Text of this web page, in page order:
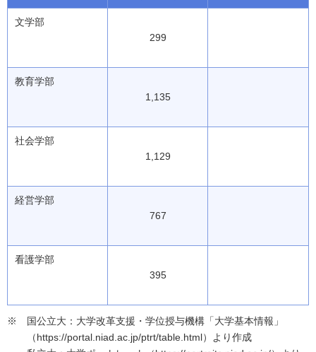
文学部
299
教育学部
1,135
社会学部
1,129
経営学部
767
看護学部
395
国公立大：大学改革支援・学位授与機構「大学基本情報」
（https://portal.niad.ac.jp/ptrt/table.html）より作成